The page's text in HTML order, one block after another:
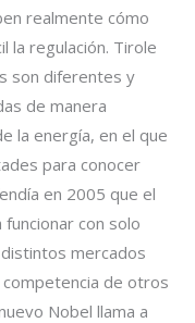
realmente cómo
la regulación. Tirole
son diferentes y
de manera
la energía, en el que
para conocer
en 2005 que el
con solo
mercados
de otros
Nobel llama a